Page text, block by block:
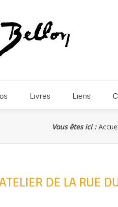
Livres Liens
Vous êtes ici :
DE LA RUE